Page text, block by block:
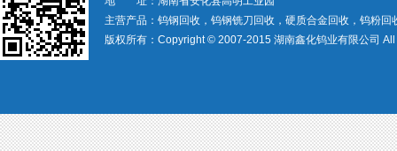
主营产品：钨钢回收，钨钢铣刀回收，硬质合金回收，钨粉回
版权所有：Copyright © 2007-2015 湖南鑫化钨业有限公司